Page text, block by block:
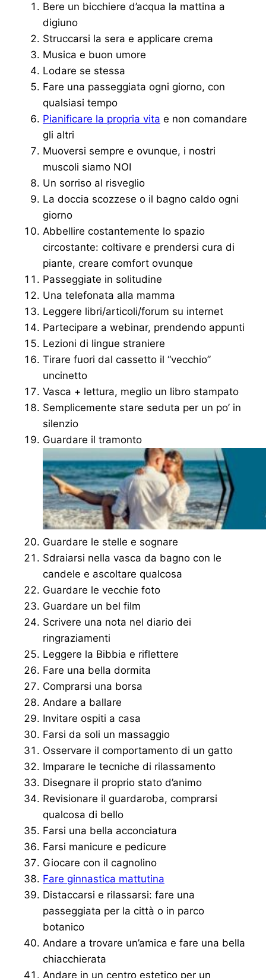
Bere un bicchiere d’acqua la mattina a
digiuno
Struccarsi la sera e applicare crema
Musica e buon umore
Lodare se stessa
Fare una passeggiata ogni giorno, con
qualsiasi tempo
Pianificare la propria vita e non comandare
gli altri
Muoversi sempre e ovunque, i nostri
muscoli siamo NOI
Un sorriso al risveglio
La doccia scozzese o il bagno caldo ogni
giorno
Abbellire costantemente lo spazio
circostante: coltivare e prendersi cura di
piante, creare comfort ovunque
Passeggiate in solitudine
Una telefonata alla mamma
Leggere libri/articoli/forum su internet
Partecipare a webinar, prendendo appunti
Lezioni di lingue straniere
Tirare fuori dal cassetto il “vecchio”
uncinetto
Vasca + lettura, meglio un libro stampato
Semplicemente stare seduta per un po’ in
silenzio
Guardare il tramonto
Guardare le stelle e sognare
Sdraiarsi nella vasca da bagno con le
candele e ascoltare qualcosa
Guardare le vecchie foto
Guardare un bel film
Scrivere una nota nel diario dei
ringraziamenti
Leggere la Bibbia e riflettere
Fare una bella dormita
Comprarsi una borsa
Andare a ballare
Invitare ospiti a casa
Farsi da soli un massaggio
Osservare il comportamento di un gatto
Imparare le tecniche di rilassamento
Disegnare il proprio stato d’animo
Revisionare il guardaroba, comprarsi
qualcosa di bello
Farsi una bella acconciatura
Farsi manicure e pedicure
Giocare con il cagnolino
Fare ginnastica mattutina
Distaccarsi e rilassarsi: fare una
passeggiata per la città o in parco
botanico
Andare a trovare un’amica e fare una bella
chiacchierata
Andare in un centro estetico per un